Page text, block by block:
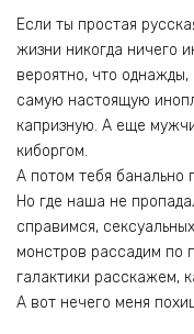
Если ты простая
жизни никогда ничего
вероятно, что
самую настоящую
капризную. А еще
киборгом.
А потом тебя банально
Но где наша не
справимся,
монстров рассадим по
галактики расскажем,
А вот нечего меня